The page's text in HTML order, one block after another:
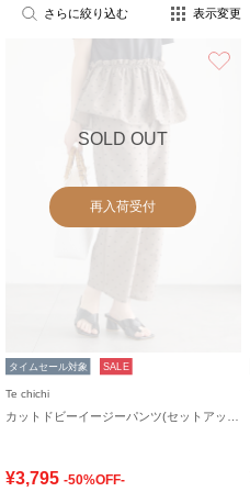
さらに絞り込む 表示変更
SOLD OUT
再入荷受付
タイムセール対象 SALE
Te chichi
¥3,795 -50%OFF-